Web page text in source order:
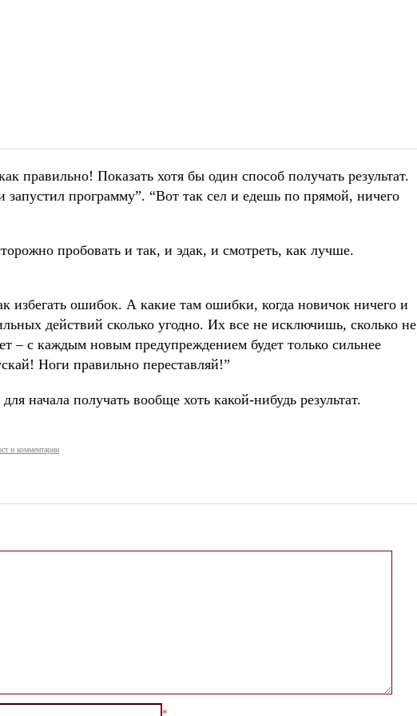
правильно! Показать хотя бы один способ получать результат.
программу”. “Вот так сел и едешь по прямой, ничего
пробовать и так, и эдак, и смотреть, как лучше.
избегать ошибок. А какие там ошибки, когда новичок ничего и
действий сколько угодно. Их все не исключишь, сколько не
– с каждым новым предупреждением будет только сильнее
Ноги правильно переставляй!”
начала получать вообще хоть какой-нибудь результат.
и комментарии
*